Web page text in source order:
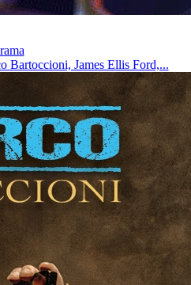
rama
Bartoccioni, James Ellis Ford,...